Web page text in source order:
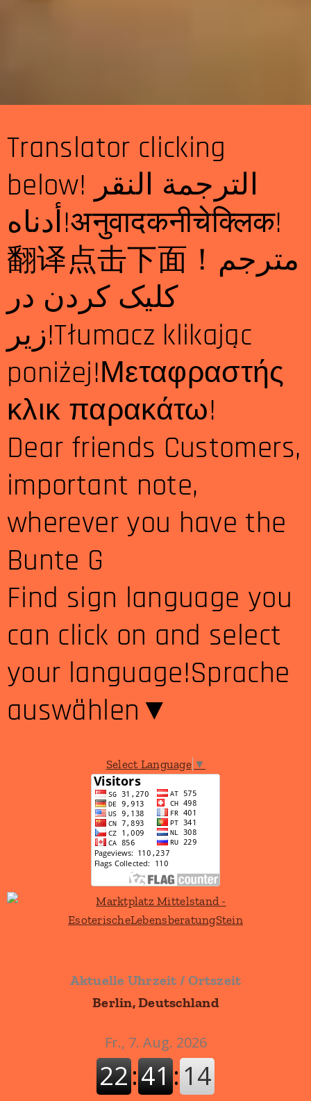
Translator clicking
below! الترجمة النقر
أدناه!अनुवादकनीचेक्लिक!
翻译点击下面！مترجم
کلیک کردن در
زیر!Tłumacz klikając
poniżej!Μεταφραστής
κλικ παρακάτω!
Dear friends Customers,
important note,
wherever you have the
Bunte G
Find sign language you
can click on and select
your language!Sprache
auswählen​▼
Select Language ▼
Aktuelle Uhrzeit / Ortszeit
Berlin, Deutschland